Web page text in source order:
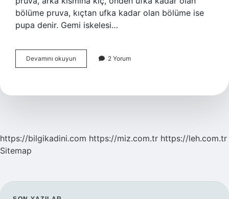
bölüme pruva, kıçtan ufka kadar olan bölüme ise
pupa denir. Gemi iskelesi…
Devamını okuyun
Iskelesine
2 Yorum
https://bilgikadini.com https://miz.com.tr https://leh.com.tr
Sitemap